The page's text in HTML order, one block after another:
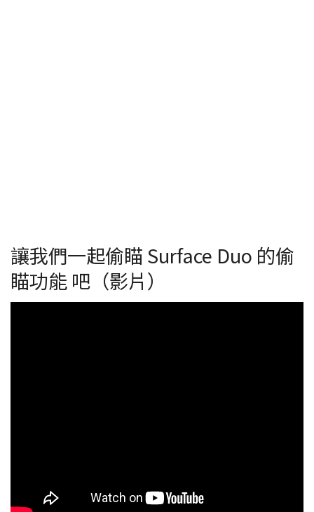
讓我們一起偷瞄 Surface Duo 的偷
瞄功能 吧（影片）